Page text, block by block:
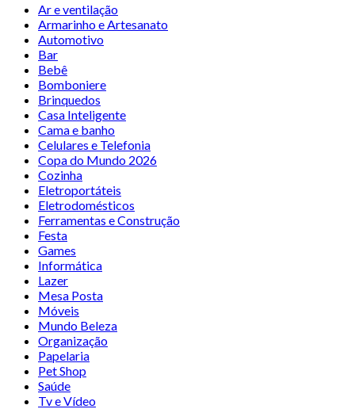
Ar e ventilação
Armarinho e Artesanato
Automotivo
Bar
Bebê
Bomboniere
Brinquedos
Casa Inteligente
Cama e banho
Celulares e Telefonia
Copa do Mundo 2026
Cozinha
Eletroportáteis
Eletrodomésticos
Ferramentas e Construção
Festa
Games
Informática
Lazer
Mesa Posta
Móveis
Mundo Beleza
Organização
Papelaria
Pet Shop
Saúde
Tv e Vídeo